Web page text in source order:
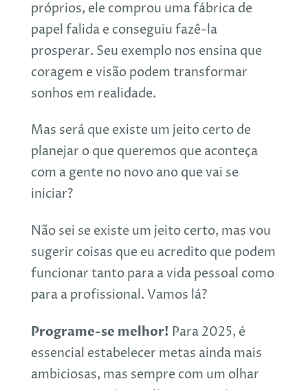
próprios, ele comprou uma fábrica de
papel falida e conseguiu fazê-la
prosperar. Seu exemplo nos ensina que
coragem e visão podem transformar
sonhos em realidade.
Mas será que existe um jeito certo de
planejar o que queremos que aconteça
com a gente no novo ano que vai se
iniciar?
Não sei se existe um jeito certo, mas vou
sugerir coisas que eu acredito que podem
funcionar tanto para a vida pessoal como
para a profissional. Vamos lá?
Programe-se melhor! Para 2025, é
essencial estabelecer metas ainda mais
ambiciosas, mas sempre com um olhar